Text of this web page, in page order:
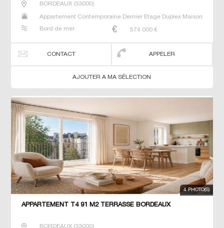
BORDEAUX(33000)
Appartement Contemporaine Dernier Etage Duplex Maison
Bord de mer
574 000 €
CONTACT APPELER
AJOUTER A MA SÉLECTION
4 PHOTO(S)
APPARTEMENT T4 91 M2 TERRASSE BORDEAUX
BORDEAUX(33000)